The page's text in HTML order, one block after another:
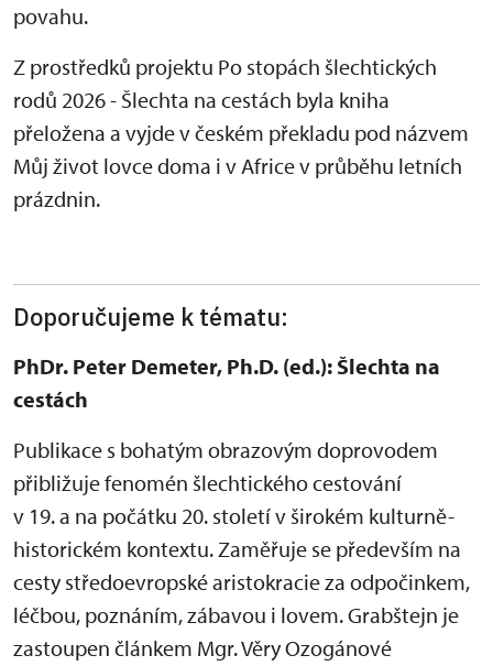
povahu.
Z prostředků projektu Po stopách šlechtických
rodů 2026 - Šlechta na cestách byla kniha
přeložena a vyjde v českém překladu pod názvem
Můj život lovce doma i v Africe v průběhu letních
prázdnin.
Doporučujeme k tématu:
PhDr. Peter Demeter, Ph.D. (ed.): Šlechta na
cestách
Publikace s bohatým obrazovým doprovodem
přibližuje fenomén šlechtického cestování
v 19. a na počátku 20. století v širokém kulturně-
historickém kontextu. Zaměřuje se především na
cesty středoevropské aristokracie za odpočinkem,
léčbou, poznáním, zábavou i lovem. Grabštejn je
zastoupen článkem Mgr. Věry Ozogánové